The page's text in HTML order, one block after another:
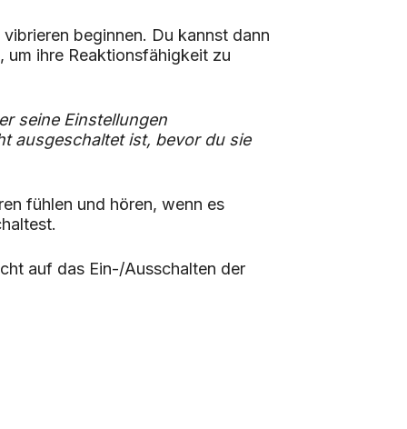
beginnen. Du kannst dann
ihre Reaktionsfähigkeit zu
seine Einstellungen
ausgeschaltet ist, bevor du sie
fühlen und hören, wenn es
auf das Ein-/Ausschalten der